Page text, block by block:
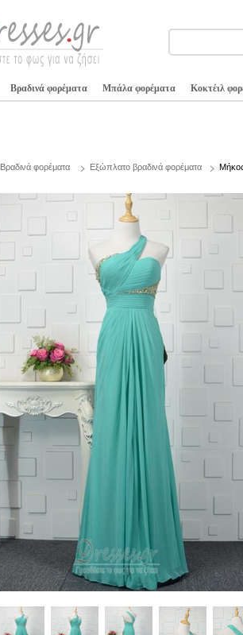
Βραδινά φορέματα Μπάλα φορέματα Κοκτέιλ
Βραδινά φορέματα Εξώπλατο βραδινά φορέματα